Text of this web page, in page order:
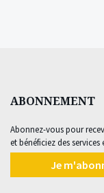
ABONNEMENT
Abonnez-vous pour
et bénéficiez des services
Je